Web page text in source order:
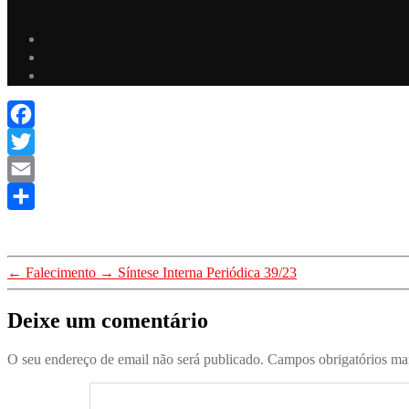
Facebook
Twitter
Email
← Falecimento → Síntese Interna Periódica 39/23
Deixe um comentário
O seu endereço de email não será publicado. Campos obrigatórios